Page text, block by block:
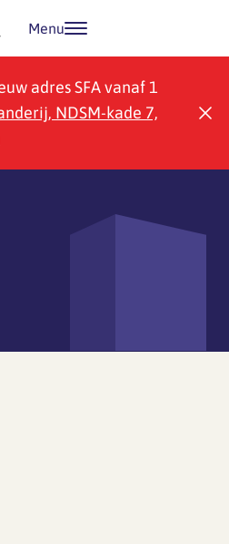
Menu
adres SFA vanaf 1
NDSM-kade 7,